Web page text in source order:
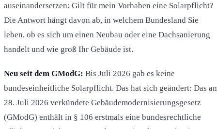
auseinandersetzen: Gilt für mein Vorhaben eine Solarpflicht?
Die Antwort hängt davon ab, in welchem Bundesland Sie
leben, ob es sich um einen Neubau oder eine Dachsanierung
handelt und wie groß Ihr Gebäude ist.
Neu seit dem GModG: Bis Juli 2026 gab es keine
bundeseinheitliche Solarpflicht. Das hat sich geändert: Das
28. Juli 2026 verkündete Gebäudemodernisierungsgesetz
(GModG) enthält in § 106 erstmals eine bundesrechtliche